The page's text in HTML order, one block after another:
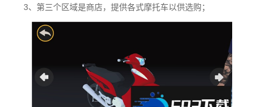
3、第三个区域是商店，提供各式摩托车以供选购；